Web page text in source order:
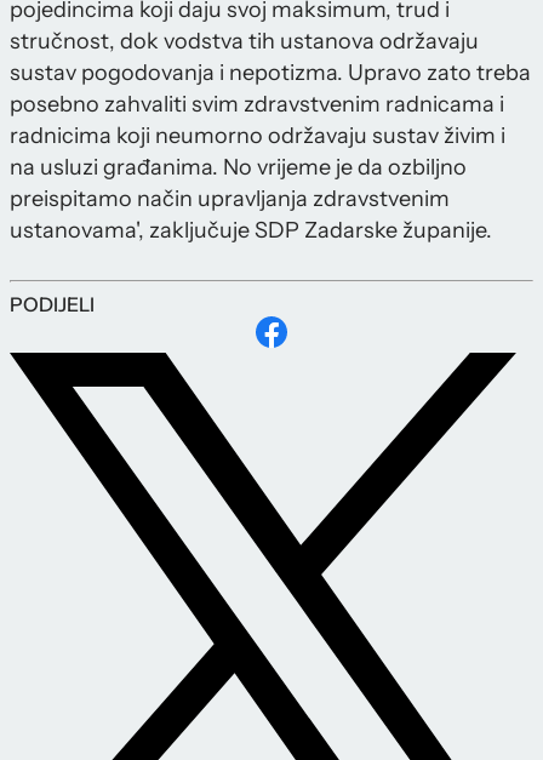
pojedincima koji daju svoj maksimum, trud i
stručnost, dok vodstva tih ustanova održavaju
sustav pogodovanja i nepotizma. Upravo zato treba
posebno zahvaliti svim zdravstvenim radnicama i
radnicima koji neumorno održavaju sustav živim i
na usluzi građanima. No vrijeme je da ozbiljno
preispitamo način upravljanja zdravstvenim
ustanovama', zaključuje SDP Zadarske županije.
PODIJELI